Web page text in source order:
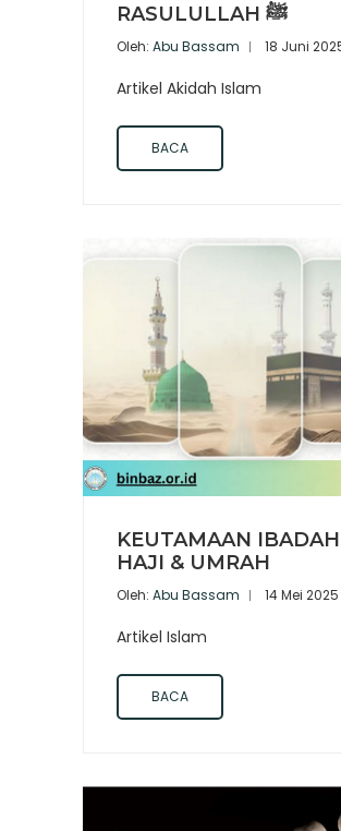
RASULULLAH ﷺ
Oleh: Abu Bassam 18 Juni
Artikel Akidah Islam
BACA
KEUTAMAAN IBADAH
HAJI & UMRAH
Oleh: Abu Bassam 14 Mei 2025
Artikel Islam
BACA